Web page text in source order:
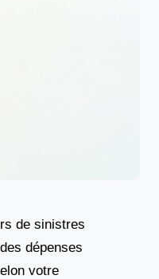
de sinistres
dépenses
votre